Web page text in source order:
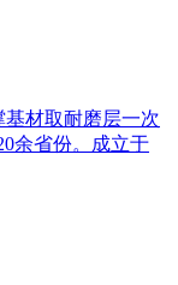
基材取耐磨层一次
余省份。成立于